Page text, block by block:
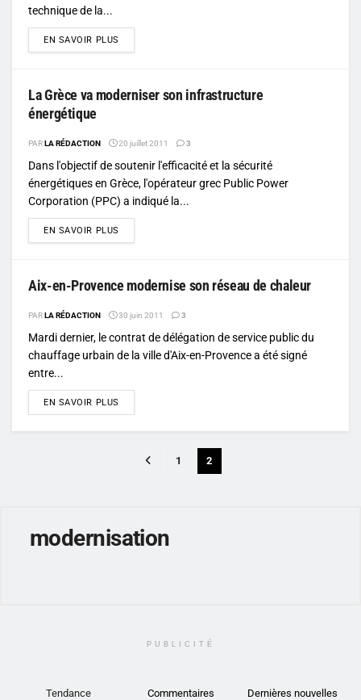
technique de la...
EN SAVOIR PLUS
La Grèce va moderniser son infrastructure
énergétique
PARLA RÉDACTION 20 juillet 2011 3
Dans l'objectif de soutenir l'efficacité et la sécurité
énergétiques en Grèce, l'opérateur grec Public Power
Corporation (PPC) a indiqué la...
EN SAVOIR PLUS
Aix-en-Provence modernise son réseau de chaleur
PARLA RÉDACTION 30 juin 2011 3
Mardi dernier, le contrat de délégation de service public du
chauffage urbain de la ville d'Aix-en-Provence a été signé
entre...
EN SAVOIR PLUS
1 2
modernisation
PUBLICITÉ
Tendance Commentaires Dernières nouvelles